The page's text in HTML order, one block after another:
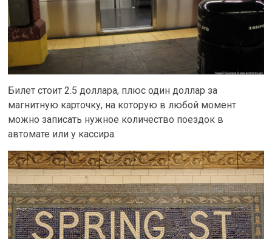
Билет стоит 2.5 доллара, плюс один доллар за
магнитную карточку, на которую в любой момент
можно записать нужное количество поездок в
автомате или у кассира.